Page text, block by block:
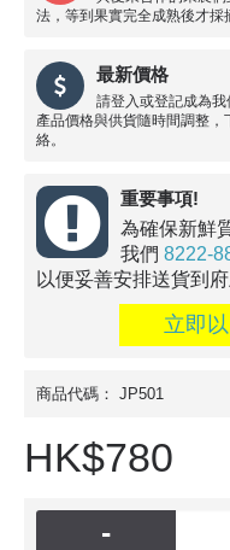
法，等到果實完全成熟後才採
最新價格
請登入或登記成為
產品價格與供貨隨時間調整
絡。
重要事項!
為確保新鮮
我們 8222-
以便妥善安排送貨到府
立即
商品代碼： JP501
HK$780
-